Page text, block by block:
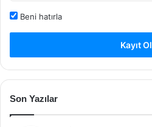
Beni hatırla
Kayıt Ol
Son Yazılar